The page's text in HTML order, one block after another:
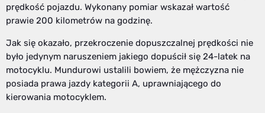
prędkość pojazdu. Wykonany pomiar wskazał wartość
prawie 200 kilometrów na godzinę.
Jak się okazało, przekroczenie dopuszczalnej prędkości nie
było jedynym naruszeniem jakiego dopuścił się 24-latek na
motocyklu. Mundurowi ustalili bowiem, że mężczyzna nie
posiada prawa jazdy kategorii A, uprawniającego do
kierowania motocyklem.